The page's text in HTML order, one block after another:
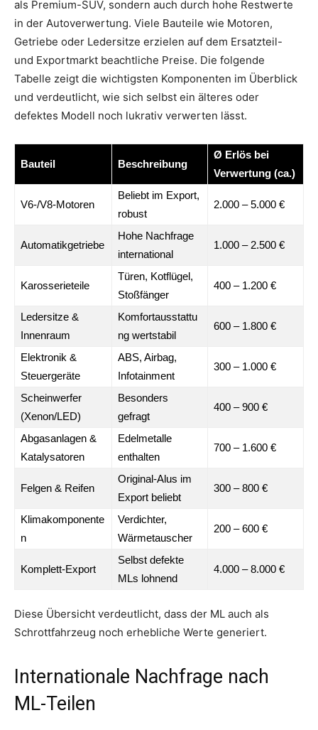
als Premium-SUV, sondern auch durch hohe Restwerte
in der Autoverwertung. Viele Bauteile wie Motoren,
Getriebe oder Ledersitze erzielen auf dem Ersatzteil-
und Exportmarkt beachtliche Preise. Die folgende
Tabelle zeigt die wichtigsten Komponenten im Überblick
und verdeutlicht, wie sich selbst ein älteres oder
defektes Modell noch lukrativ verwerten lässt.
Bauteil Beschreibung
Ø Erlös bei
Verwertung (ca.)
V6-/V8-Motoren
Beliebt im Export,
robust
2.000 – 5.000 €
Automatikgetriebe
Hohe Nachfrage
international
1.000 – 2.500 €
Karosserieteile
Türen, Kotflügel,
Stoßfänger
400 – 1.200 €
Ledersitze &
Innenraum
Komfortausstattu
ng wertstabil
600 – 1.800 €
Elektronik &
Steuergeräte
ABS, Airbag,
Infotainment
300 – 1.000 €
Scheinwerfer
(Xenon/LED)
Besonders
gefragt
400 – 900 €
Abgasanlagen &
Katalysatoren
Edelmetalle
enthalten
700 – 1.600 €
Felgen & Reifen
Original-Alus im
Export beliebt
300 – 800 €
Klimakomponente
n
Verdichter,
Wärmetauscher
200 – 600 €
Komplett-Export
Selbst defekte
MLs lohnend
4.000 – 8.000 €
Diese Übersicht verdeutlicht, dass der ML auch als
Schrottfahrzeug noch erhebliche Werte generiert.
Internationale Nachfrage nach
ML-Teilen